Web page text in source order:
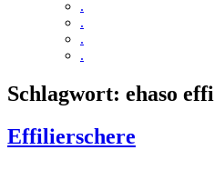
.
.
.
.
Schlagwort: ehaso
Effilierschere